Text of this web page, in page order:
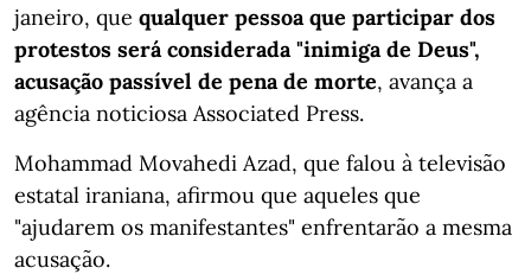
janeiro, que qualquer pessoa que participar dos
protestos será considerada "inimiga de Deus",
acusação passível de pena de morte, avança a
agência noticiosa Associated Press.
Mohammad Movahedi Azad, que falou à televisão
estatal iraniana, afirmou que aqueles que
"ajudarem os manifestantes" enfrentarão a mesma
acusação.